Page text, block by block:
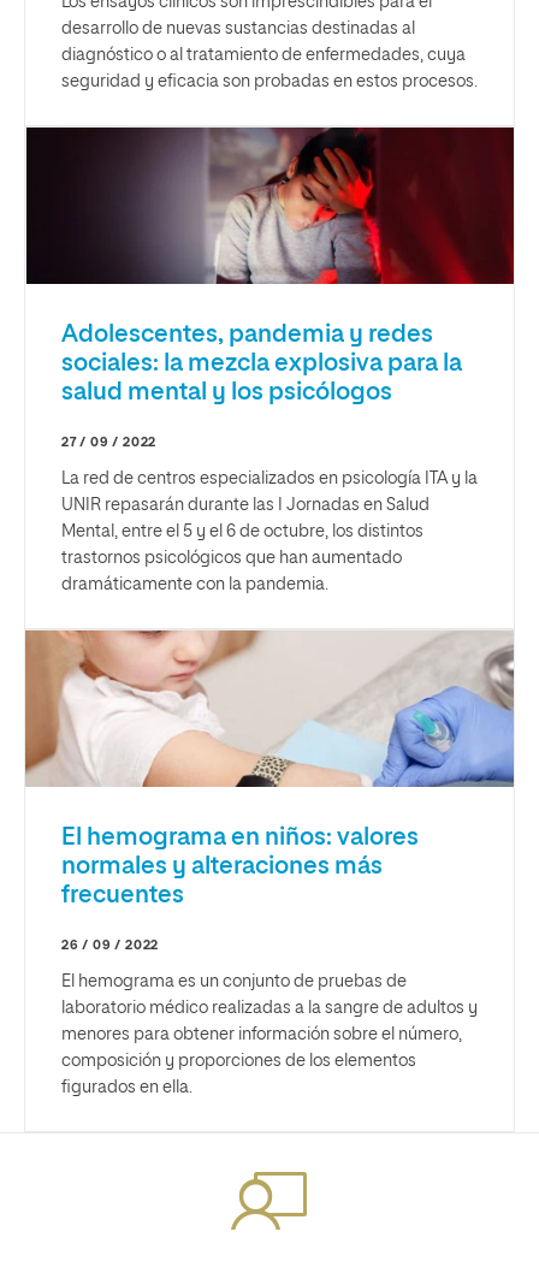
desarrollo de nuevas sustancias destinadas al
diagnóstico o al tratamiento de enfermedades, cuya
seguridad y eficacia son probadas en estos procesos.
Adolescentes, pandemia y redes
sociales: la mezcla explosiva para la
salud mental y los psicólogos
27 / 09 / 2022
La red de centros especializados en psicología ITA y la
UNIR repasarán durante las I Jornadas en Salud
Mental, entre el 5 y el 6 de octubre, los distintos
trastornos psicológicos que han aumentado
dramáticamente con la pandemia.
El hemograma en niños: valores
normales y alteraciones más
frecuentes
26 / 09 / 2022
El hemograma es un conjunto de pruebas de
laboratorio médico realizadas a la sangre de adultos y
menores para obtener información sobre el número,
composición y proporciones de los elementos
figurados en ella.